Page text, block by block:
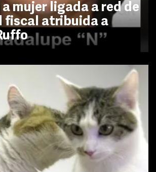
mujer ligada a red de
fiscal atribuida a